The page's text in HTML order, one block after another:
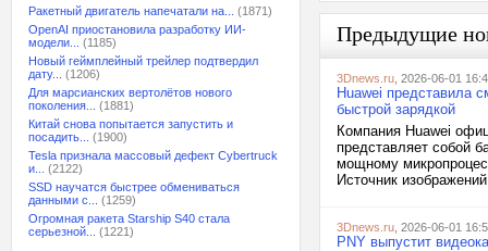
Ракетный двигатель напечатали на...
(1871)
OpenAI приостановила разработку ИИ-
модели...
(1185)
Новый геймплейный трейлер подтвердил
дату...
(1206)
Для марсианских вертолётов нового
поколения...
(1881)
Китай снова попытается запустить и
посадить...
(1900)
Tesla признала массовый дефект Cybertruck
и...
(2122)
SSD научатся быстрее обмениваться
данными с...
(1259)
Огромная ракета Starship S40 стала
серьезной...
(1221)
Предыдущие
3Dnews.ru , 2026-06-01
Huawei представила
быстрой зарядкой
Компания Huawei
представляет собой
мощному
Источник
3Dnews.ru , 2026-06-01
PNY выпустит